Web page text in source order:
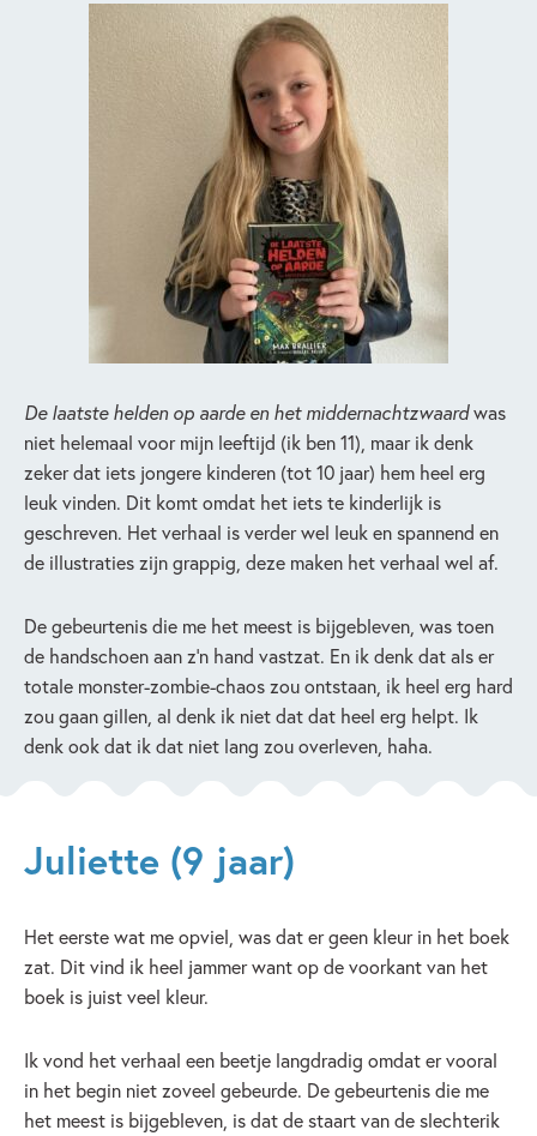
De laatste helden op aarde en het middernachtzwaardwas
niet helemaal voor mijn leeftijd (ik ben 11), maar ik denk
zeker dat iets jongere kinderen (tot 10 jaar) hem heel erg
leuk vinden. Dit komt omdat het iets te kinderlijk is
geschreven. Het verhaal is verder wel leuk en spannend en
de illustraties zijn grappig, deze maken het verhaal wel af.
De gebeurtenis die me het meest is bijgebleven, was toen
de handschoen aan z’n hand vastzat. En ik denk dat als er
totale monster-zombie-chaos zou ontstaan, ik heel erg hard
zou gaan gillen, al denk ik niet dat dat heel erg helpt. Ik
denk ook dat ik dat niet lang zou overleven, haha.
Juliette (9 jaar)
Het eerste wat me opviel, was dat er geen kleur in het boek
zat. Dit vind ik heel jammer want op de voorkant van het
boek is juist veel kleur.
Ik vond het verhaal een beetje langdradig omdat er vooral
in het begin niet zoveel gebeurde. De gebeurtenis die me
het meest is bijgebleven, is dat de staart van de slechterik